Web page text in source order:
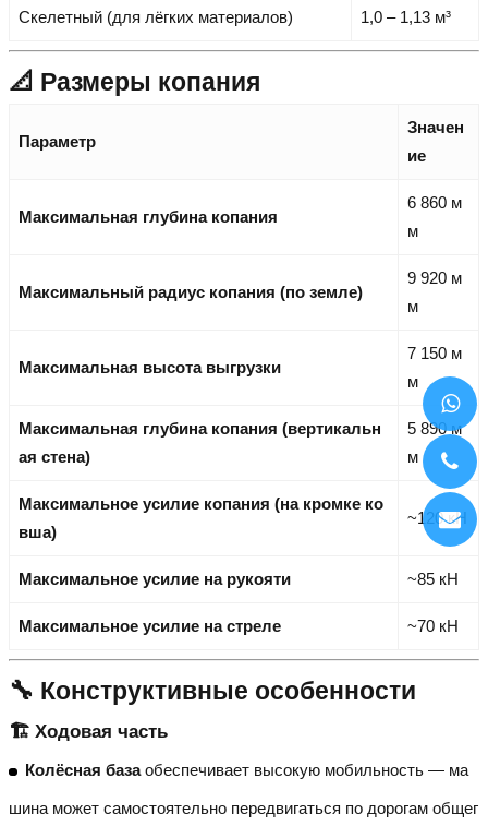
Скелетный (для лёгких материалов) 1,0 – 1,13 м³
📐 Размеры копания
Параметр
Значен
ие
Максимальная глубина копания
6 860 м
м
Максимальный радиус копания (по земле)
9 920 м
м
Максимальная высота выгрузки
7 150 м
м
Максимальная глубина копания (вертикальн
ая стена)
5 890 м
м
Максимальное усилие копания (на кромке ко
вша)
~120 кН
Максимальное усилие на рукояти ~85 кН
Максимальное усилие на стреле ~70 кН
🔧 Конструктивные особенности
🏗️ Ходовая часть
Колёсная базаобеспечивает высокую мобильность — ма
шина может самостоятельно передвигаться по дорогам общег